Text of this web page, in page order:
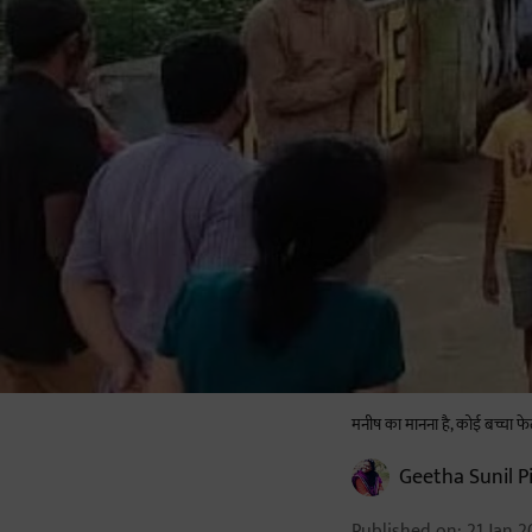
मनीष का मानना है, कोई
Geetha Sunil